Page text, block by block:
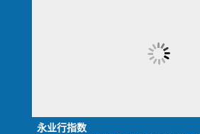
永业行指数